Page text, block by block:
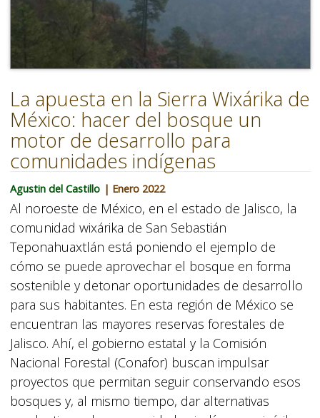
La apuesta en la Sierra Wixárika de
México: hacer del bosque un
motor de desarrollo para
comunidades indígenas
Agustin del Castillo | Enero 2022
Al noroeste de México, en el estado de Jalisco, la
comunidad wixárika de San Sebastián
Teponahuaxtlán está poniendo el ejemplo de
cómo se puede aprovechar el bosque en forma
sostenible y detonar oportunidades de desarrollo
para sus habitantes. En esta región de México se
encuentran las mayores reservas forestales de
Jalisco. Ahí, el gobierno estatal y la Comisión
Nacional Forestal (Conafor) buscan impulsar
proyectos que permitan seguir conservando esos
bosques y, al mismo tiempo, dar alternativas